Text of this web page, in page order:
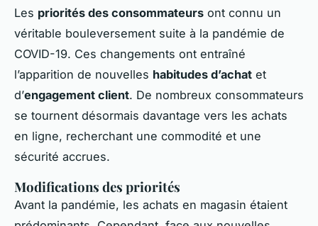
Les priorités des consommateurs ont connu un
véritable bouleversement suite à la pandémie de
COVID-19. Ces changements ont entraîné
l’apparition de nouvelles habitudes d’achat et
d’engagement client. De nombreux consommateurs
se tournent désormais davantage vers les achats
en ligne, recherchant une commodité et une
sécurité accrues.
Modifications des priorités
Avant la pandémie, les achats en magasin étaient